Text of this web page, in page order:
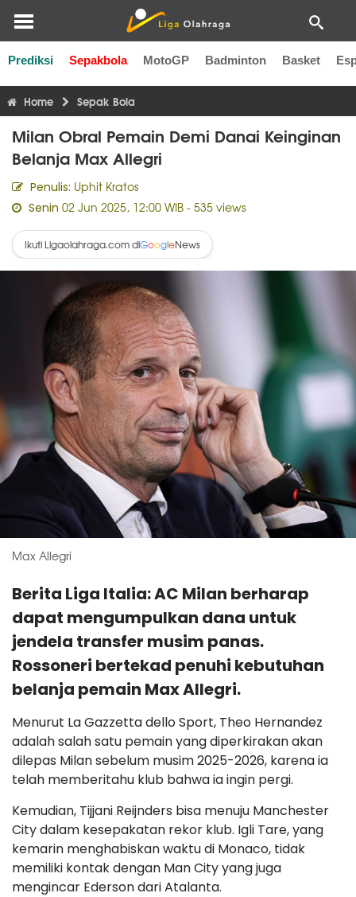
Prediksi Sepakbola MotoGP Badminton Basket
Liga Inggris Liga Italia Liga Spanyol Liga Perancis
Home Sepak Bola
Milan Obral Pemain Demi Danai Keinginan
Belanja Max Allegri
Penulis: Uphit Kratos
Senin 02 Jun 2025, 12:00 WIB - 535 views
Ikuti Ligaolahraga.com diGoogleNews
Max Allegri
Berita Liga Italia: AC Milan berharap
dapat mengumpulkan dana untuk
jendela transfer musim panas.
Rossoneri bertekad penuhi kebutuhan
belanja pemain Max Allegri.
Menurut La Gazzetta dello Sport, Theo Hernandez
adalah salah satu pemain yang diperkirakan akan
dilepas Milan sebelum musim 2025-2026, karena ia
telah memberitahu klub bahwa ia ingin pergi.
Kemudian, Tijjani Reijnders bisa menuju Manchester
City dalam kesepakatan rekor klub. Igli Tare, yang
kemarin menghabiskan waktu di Monaco, tidak
memiliki kontak dengan Man City yang juga
mengincar Ederson dari Atalanta.